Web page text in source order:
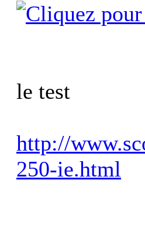
le test
http://
250-ie.html